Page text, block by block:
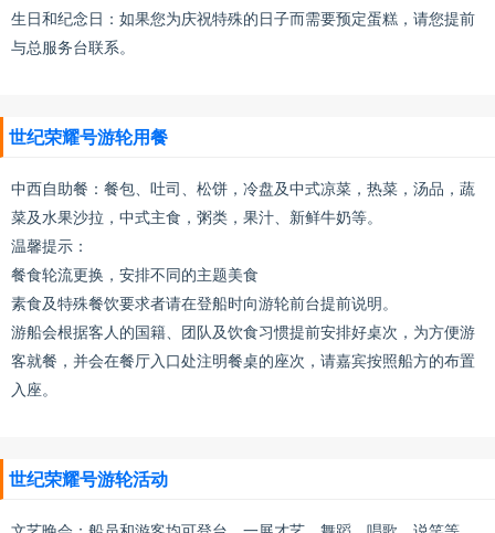
生日和纪念日：如果您为庆祝特殊的日子而需要预定蛋糕，请您提前
与总服务台联系。
世纪荣耀号游轮用餐
中西自助餐：餐包、吐司、松饼，冷盘及中式凉菜，热菜，汤品，蔬
菜及水果沙拉，中式主食，粥类，果汁、新鲜牛奶等。
温馨提示：
餐食轮流更换，安排不同的主题美食
素食及特殊餐饮要求者请在登船时向游轮前台提前说明。
游船会根据客人的国籍、团队及饮食习惯提前安排好桌次，为方便游
客就餐，并会在餐厅入口处注明餐桌的座次，请嘉宾按照船方的布置
入座。
世纪荣耀号游轮活动